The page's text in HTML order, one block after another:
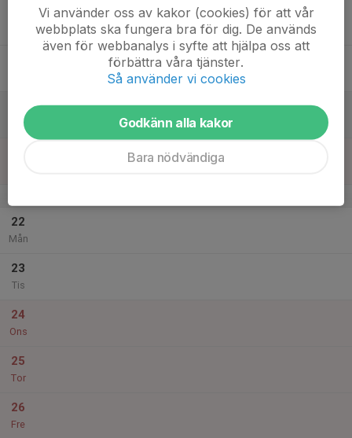
Lör
22
Mån
23
Tis
24
Ons
25
Tor
26
Fre
Vi använder oss av kakor (cookies) för att vår
webbplats ska fungera bra för dig. De används
även för webbanalys i syfte att hjälpa oss att
förbättra våra tjänster.
Så använder vi cookies
Godkänn alla kakor
Bara nödvändiga